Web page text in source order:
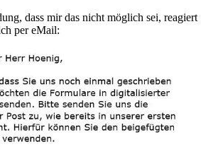
dass mir das nicht möglich sei, reagiert
per eMail: